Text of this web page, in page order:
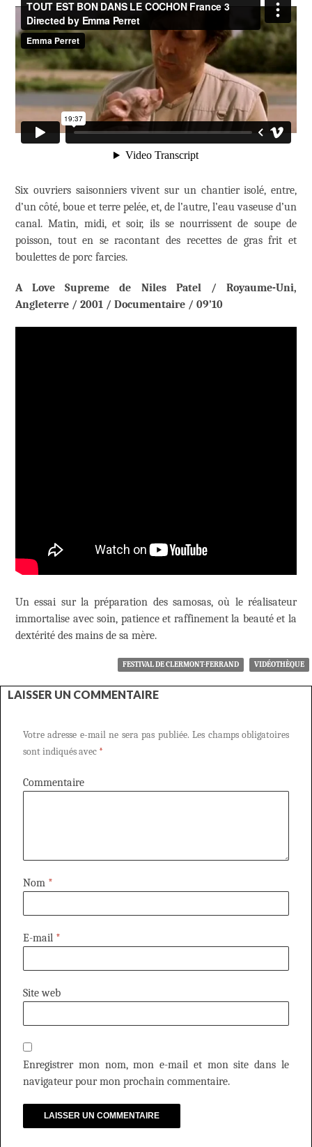
Six ouvriers saisonniers vivent sur un chantier isolé, entre,
d’un côté, boue et terre pelée, et, de l’autre, l’eau vaseuse d’un
canal. Matin, midi, et soir, ils se nourrissent de soupe de
poisson, tout en se racontant des recettes de gras frit et
boulettes de porc farcies.
A Love Supreme de Niles Patel / Royaume-Uni,
Angleterre / 2001 / Documentaire / 09’10
Un essai sur la préparation des samosas, où le réalisateur
immortalise avec soin, patience et raffinement la beauté et la
dextérité des mains de sa mère.
FESTIVAL DE CLERMONT-FERRAND VIDÉOTHÈQUE
LAISSER UN COMMENTAIRE
Votre adresse e-mail ne sera pas publiée. Les champs obligatoires
sont indiqués avec *
Commentaire
Nom *
E-mail *
Site web
Enregistrer mon nom, mon e-mail et mon site dans le
navigateur pour mon prochain commentaire.